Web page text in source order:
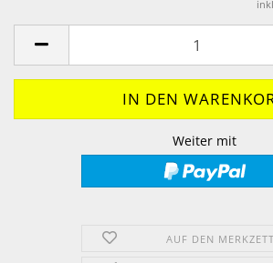
Weiter mit
AUF DEN